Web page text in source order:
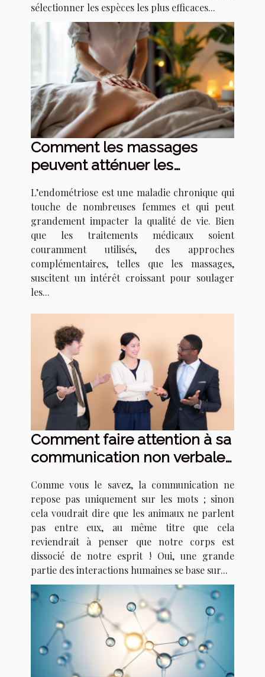
sélectionner les espèces les plus efficaces...
Comment les massages
peuvent atténuer les
l'endométriose ?
L’endométriose est une maladie chronique qui
touche de nombreuses femmes et qui peut
grandement impacter la qualité de vie. Bien
que les traitements médicaux soient
couramment utilisés, des approches
complémentaires, telles que les massages,
suscitent un intérêt croissant pour soulager
les...
Comment faire attention à sa
communication non verbale
Comme vous le savez, la communication ne
repose pas uniquement sur les mots ; sinon
cela voudrait dire que les animaux ne parlent
pas entre eux, au même titre que cela
reviendrait à penser que notre corps est
dissocié de notre esprit ! Oui, une grande
partie des interactions humaines se base sur...